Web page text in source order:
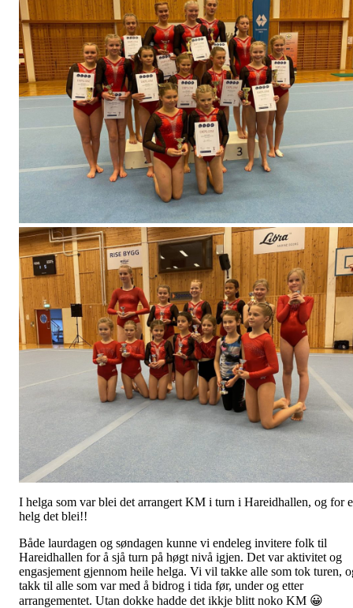
I helga som var blei det arrangert KM i turn i Hareidhallen, og for
helg det blei!!
Både laurdagen og søndagen kunne vi endeleg invitere folk til
Hareidhallen for å sjå turn på høgt nivå igjen. Det var aktivitet og
engasjement gjennom heile helga. Vi vil takke alle som tok turen,
takk til alle som var med å bidrog i tida før, under og etter
arrangementet. Utan dokke hadde det ikkje blitt noko KM 😀